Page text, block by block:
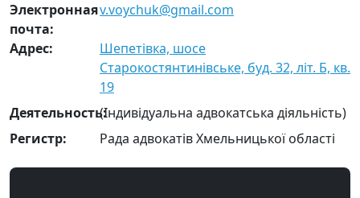
Электронная
почта:
v.voychuk@gmail.com
Адрес:
Шепетівка, шосе
Старокостянтинівське, буд. 32, літ. Б, кв.
19
Деятельность:(Індивідуальна адвокатська діяльність)
Регистр:
Рада адвокатів Хмельницької області